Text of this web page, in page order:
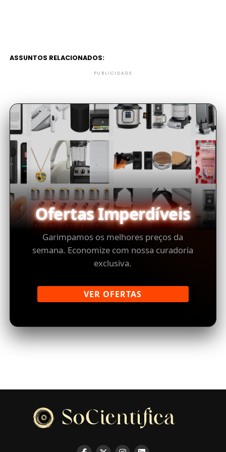
ASSUNTOS RELACIONADOS:
PUBLICIDADE
Ofertas Imperdíveis
Garimpamos os melhores preços da
semana. Economize com nossa curadoria
exclusiva.
VER OFERTAS